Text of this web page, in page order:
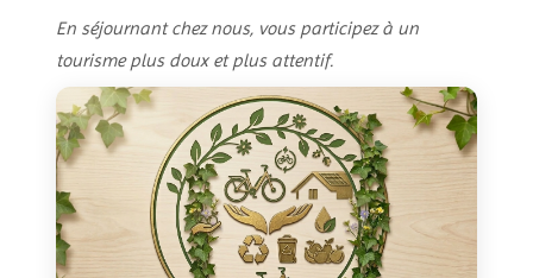
En séjournant chez nous, vous participez à un
tourisme plus doux et plus attentif.